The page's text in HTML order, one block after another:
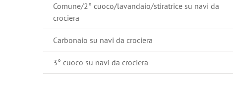
Comune/2° cuoco/lavandaio/stiratrice su navi da
crociera
Carbonaio su navi da crociera
3° cuoco su navi da crociera